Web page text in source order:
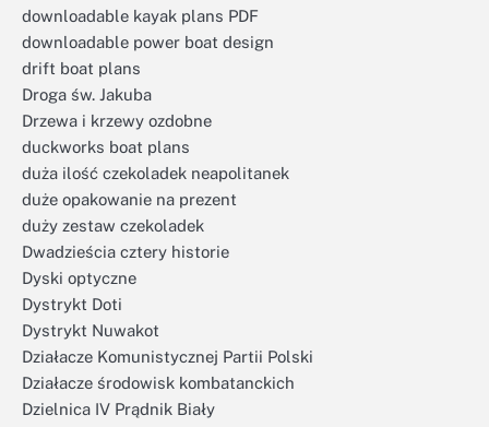
downloadable kayak plans PDF
downloadable power boat design
drift boat plans
Droga św. Jakuba
Drzewa i krzewy ozdobne
duckworks boat plans
duża ilość czekoladek neapolitanek
duże opakowanie na prezent
duży zestaw czekoladek
Dwadzieścia cztery historie
Dyski optyczne
Dystrykt Doti
Dystrykt Nuwakot
Działacze Komunistycznej Partii Polski
Działacze środowisk kombatanckich
Dzielnica IV Prądnik Biały